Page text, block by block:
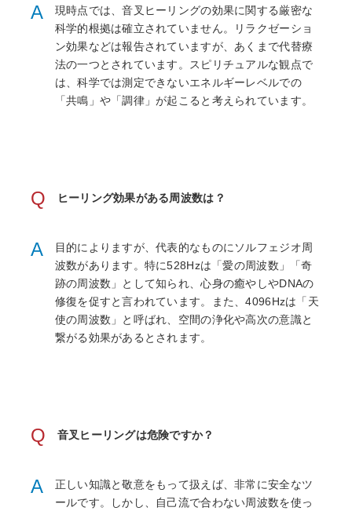
A
現時点では、音叉ヒーリングの効果に関する厳密な
科学的根拠は確立されていません。リラクゼーショ
ン効果などは報告されていますが、あくまで代替療
法の一つとされています。スピリチュアルな観点で
は、科学では測定できないエネルギーレベルでの
「共鳴」や「調律」が起こると考えられています。
Q ヒーリング効果がある周波数は？
A
目的によりますが、代表的なものにソルフェジオ周
波数があります。特に528Hzは「愛の周波数」「奇
跡の周波数」として知られ、心身の癒やしやDNAの
修復を促すと言われています。また、4096Hzは「天
使の周波数」と呼ばれ、空間の浄化や高次の意識と
繋がる効果があるとされます。
Q 音叉ヒーリングは危険ですか？
A
正しい知識と敬意をもって扱えば、非常に安全なツ
ールです。しかし、自己流で合わない周波数を使っ